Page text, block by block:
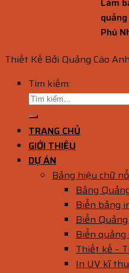
Phú
Thiết Kế Bởi Quảng Cáo
Tìm kiếm:
TRANG CHỦ
GIỚI THIỆU
DỰ ÁN
Bảng hiệu chữ
Bảng
Biển bảng
Biển
Biển
Thiết kế –
In UV kĩ